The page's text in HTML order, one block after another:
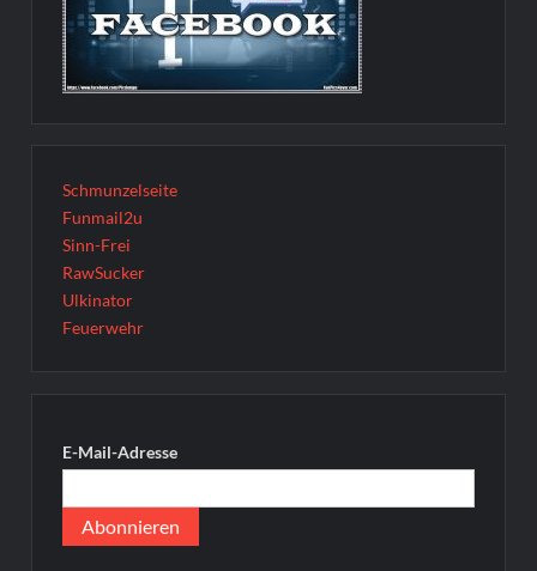
Schmunzelseite
Funmail2u
Sinn-Frei
RawSucker
Ulkinator
Feuerwehr
E-Mail-Adresse